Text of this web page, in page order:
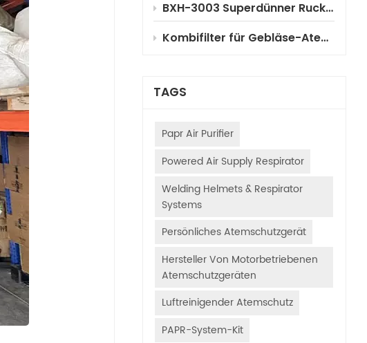
BXH-3003 Superdünner Rucksack-PAPR
Kombifilter für Gebläse-Atemschutzgeräte (PAPR) für die Fahrzeuglackierung: Auswahl, Funktionsprinzipien und Anwendungsleitfaden
TAGS
Papr Air Purifier
Powered Air Supply Respirator
Welding Helmets & Respirator
Systems
Persönliches Atemschutzgerät
Hersteller Von Motorbetriebenen
Atemschutzgeräten
Luftreinigender Atemschutz
PAPR-System-Kit